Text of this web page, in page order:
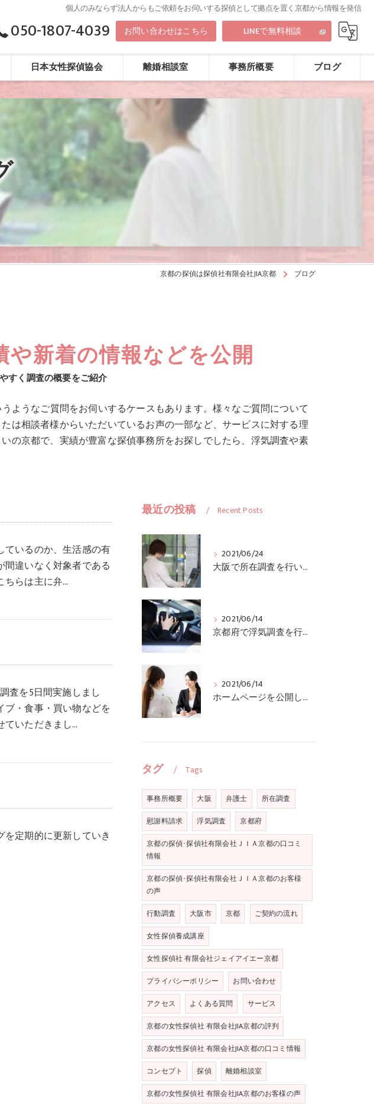
個人のみならず法人からもご依頼をお伺いする探偵として拠点を置く京都から情報を発信
050-1807-4039 お問い合わせはこちら LINEで無料相談
日本女性探偵協会 離婚相談室 事務所概要 ブログ
京都の探偵は探偵社有限会社JIA京都 ブログ
新着の情報などを公開
すく調査の概要をご紹介
ようなご質問をお伺いするケースもあります。様々なご質問について
は相談者様からいただいているお声の一部など、サービスに対する理
の京都で、実績が豊富な探偵事務所をお探しでしたら、浮気調査や素
ているのか、生活感の有
違いなく対象者である
ちらは主に弁…
査を5日間実施しまし
ブ・食事・買い物などを
ていただきまし…
定期的に更新していき
最近の投稿 Recent Posts
2021/06/24
大阪で所在調査を行いました。
2021/06/14
京都府で浮気調査を行いました。
2021/06/14
ホームページを公開しました
タグ Tags
事務所概要 大阪 弁護士
所在調査
慰謝料請求
浮気調査
京都府
京都の探偵･探偵社有限会社ＪＩＡ京都の口コミ
情報
京都の探偵･探偵社有限会社ＪＩＡ京都のお客様
の声
行動調査
大阪市 京都
ご契約の流れ
女性探偵養成講座
女性探偵社 有限会社ジェイアイエー京都
プライバシーポリシー
お問い合わせ
アクセス
よくある質問
サービス
京都の女性探偵社 有限会社JIA京都の評判
京都の女性探偵社 有限会社JIA京都の口コミ情報
コンセプト
探偵
離婚相談室
京都の女性探偵社 有限会社JIA京都のお客様の声